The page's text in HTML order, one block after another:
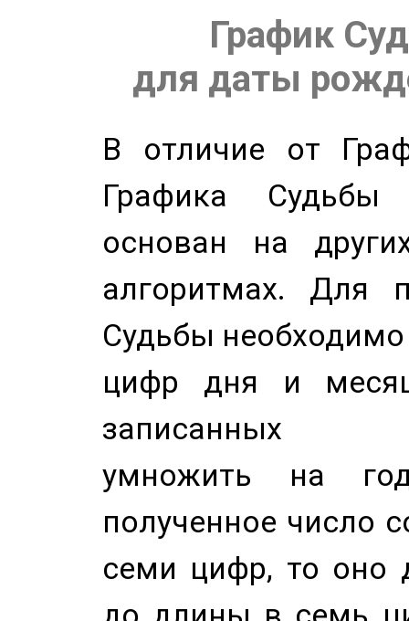
График
для даты
В отличие от
Графика
основан на
алгоритмах. Для
Судьбы
цифр дня и
записанных
умножить на
полученное число
семи цифр, то оно